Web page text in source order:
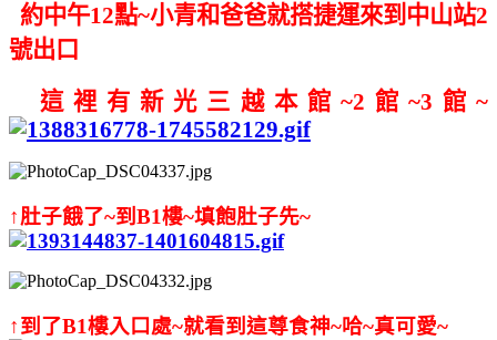
約中午12點~小青和爸爸就搭捷運來到中山站2
號出口
這裡有新光三越本館~2館~3館~
↑肚子餓了~到B1樓~填飽肚子先~
↑到了B1樓入口處~就看到這尊食神~哈~真可愛~